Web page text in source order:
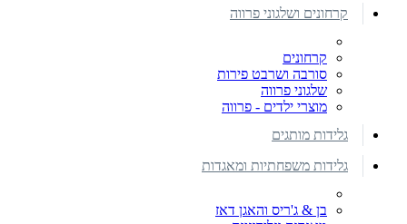
קרחונים ושלגוני פרווה
קרחונים
סורבה ושרבט פירות
שלגוני פרווה
מוצרי ילדים - פרווה
גלידות מותגים
גלידות משפחתיות ומאגדות
בן & ג'ריס והאגן דאז